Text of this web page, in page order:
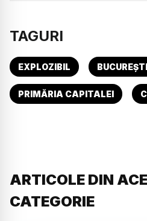
TAGURI
EXPLOZIBIL BUCUREȘTI
PRIMĂRIA CAPITALEI
ARTICOLE DIN
CATEGORIE